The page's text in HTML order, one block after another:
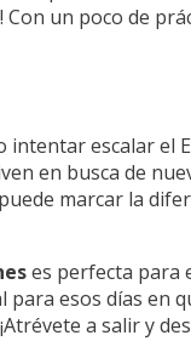
un poco de
escalar el
en busca de
marcar la
es perfecta para
esos días en
a salir y